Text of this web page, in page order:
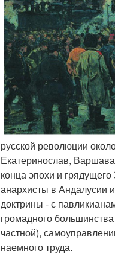
русской революции
Екатеринослав,
конца эпохи и
анархисты в Андалусии
доктрины - с
громадного
частной),
наемного труда.